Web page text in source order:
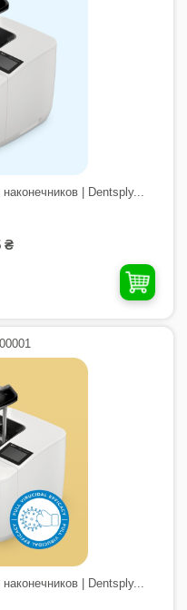
| Dentsply...
₴
| Dentsply...